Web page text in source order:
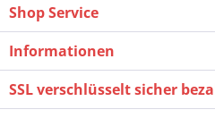
Shop Service
Informationen
SSL verschlüsselt sicher